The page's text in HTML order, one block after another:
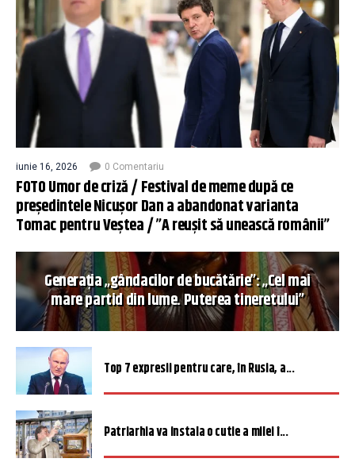
iunie 16, 2026 0 Comentariu
FOTO Umor de criză / Festival de meme după ce
președintele Nicușor Dan a abandonat varianta
Tomac pentru Veștea / ”A reușit să unească românii”
Generația „gândacilor de bucătărie”: „Cel mai
mare partid din lume. Puterea tineretului”
Top 7 expresii pentru care, în Rusia, a...
Patriarhia va instala o cutie a milei î...